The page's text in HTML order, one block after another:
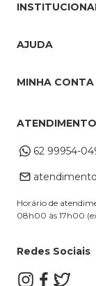
Pedidos Whatsapp
Cupons
AJUDA
Troca e Devoluções
Dúvidas Frequentes
MINHA CONTA
Alterar Cadastro
ATENDIMENTO
62 99954-
Horário de
08h00 às 17h00
Redes Sociais